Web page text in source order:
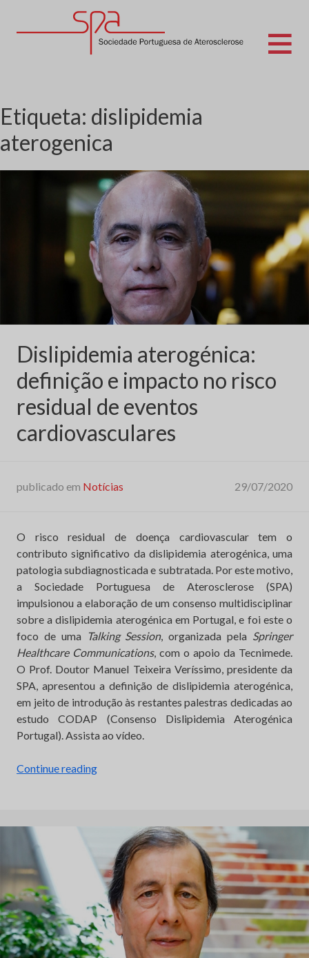
Etiqueta: dislipidemia
aterogenica
Dislipidemia aterogénica:
definição e impacto no risco
residual de eventos
cardiovasculares
publicado em Notícias 29/07/2020
O risco residual de doença cardiovascular tem o
contributo significativo da dislipidemia aterogénica, uma
patologia subdiagnosticada e subtratada. Por este motivo,
a Sociedade Portuguesa de Aterosclerose (SPA)
impulsionou a elaboração de um consenso multidisciplinar
sobre a dislipidemia aterogénica em Portugal, e foi este o
foco de uma Talking Session, organizada pela
Springer
Healthcare Communications, com o apoio da Tecnimede.
O Prof. Doutor Manuel Teixeira Veríssimo, presidente da
SPA, apresentou a definição de dislipidemia aterogénica,
em jeito de introdução às restantes palestras dedicadas ao
estudo CODAP (Consenso Dislipidemia Aterogénica
Portugal). Assista ao vídeo.
Continue reading“Dislipidemia
impacto
risco
residual
de
eventos
cardiovasculares”